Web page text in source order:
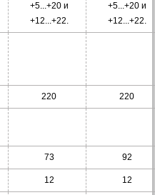
+5...+20 и
+12...+22.
+5...+20 и
+12...+22.
220 220
73 92
12 12